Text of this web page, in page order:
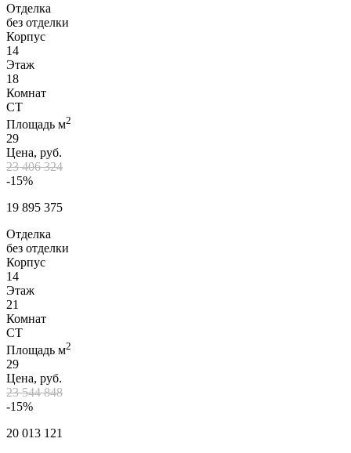
Отделка
без отделки
Корпус
14
Этаж
18
Комнат
СТ
Площадь м2
29
Цена, руб.
23 406 324
-15%
19 895 375
Отделка
без отделки
Корпус
14
Этаж
21
Комнат
СТ
Площадь м2
29
Цена, руб.
23 544 848
-15%
20 013 121